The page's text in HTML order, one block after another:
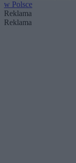
w Polsce
Reklama
Reklama